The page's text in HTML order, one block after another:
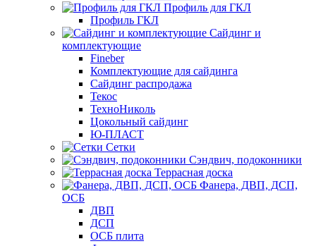
Профиль для ГКЛ
Профиль ГКЛ
Сайдинг и
комплектующие
Fineber
Комплектующие для сайдинга
Сайдинг распродажа
Текос
ТехноНиколь
Цокольный сайдинг
Ю-ПЛАСТ
Сетки
Сэндвич, подоконники
Террасная доска
Фанера, ДВП, ДСП,
ОСБ
ДВП
ДСП
ОСБ плита